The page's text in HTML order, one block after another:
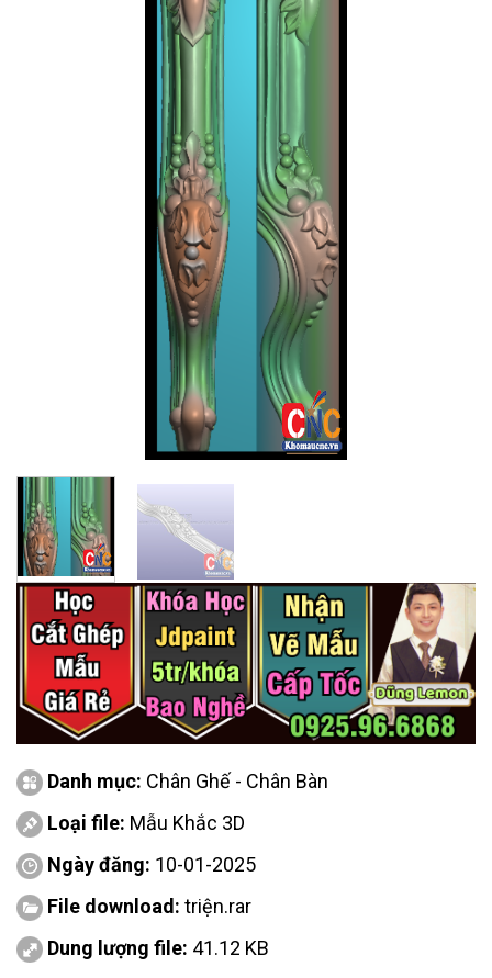
Danh mục: Chân Ghế - Chân Bàn
Loại file: Mẫu Khắc 3D
Ngày đăng: 10-01-2025
File download: triện.rar
Dung lượng file: 41.12 KB